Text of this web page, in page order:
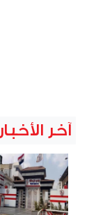
آخر الأخبار